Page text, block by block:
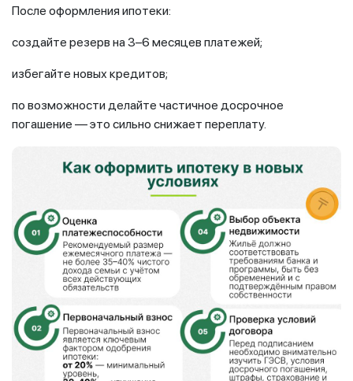
После оформления ипотеки:
создайте резерв на 3–6 месяцев платежей;
избегайте новых кредитов;
по возможности делайте частичное досрочное
погашение — это сильно снижает переплату.